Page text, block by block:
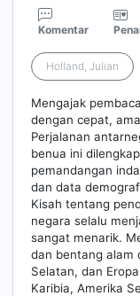
Komentar
Holland, Julian
Mengajak
dengan cepat,
Perjalanan
benua ini
pemandangan
dan data
Kisah tentang
negara selalu
sangat menarik.
dan bentang alam
Selatan, dan
Karibia, Amerika